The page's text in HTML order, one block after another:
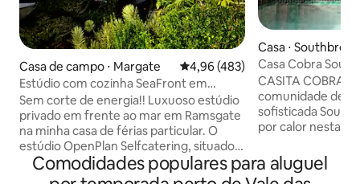
Casa de campo ⋅ Margate 4,96 de uma avaliação média de
4,96 (483)
Estúdio com cozinha SeaFront em
PrivateHolidayHome
Sem corte de energia!! Luxuoso estúdio
privado em frente ao mar em Ramsgate
na minha casa de férias particular. O
estúdio OpenPlan Selfcatering, situado
em uma colina, tem vistas incríveis para
o mar/Um grande banheiro em plano
Casa ⋅
Casa Cobra
CASITA COBRA,
comunidade de
sofisticada
por calor nesta
coletada ao longo
aventuras e
Comodidades populares para aluguel